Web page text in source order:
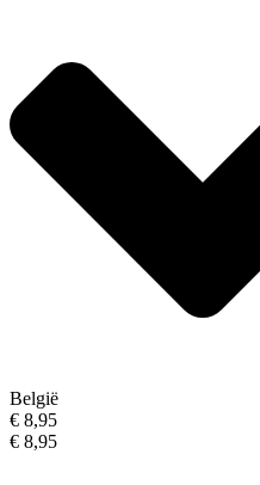
België
€ 8,95
€ 8,95